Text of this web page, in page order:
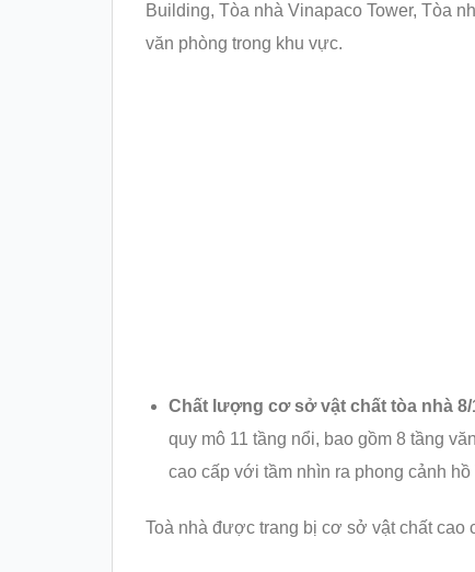
Building, Tòa nhà Vinapaco Tower, Tòa
văn phòng trong khu vực.
Chất lượng cơ sở vật chất tòa nhà 8/
quy mô 11 tầng nổi, bao gồm 8 tầng
cao cấp với tầm nhìn ra phong cảnh
Toà nhà được trang bị cơ sở vật chất cao